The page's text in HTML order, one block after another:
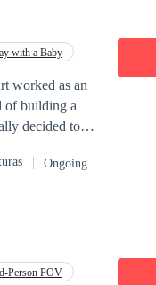
with a Baby
of building a
up in the
He needed to
Ongoing
Person POV